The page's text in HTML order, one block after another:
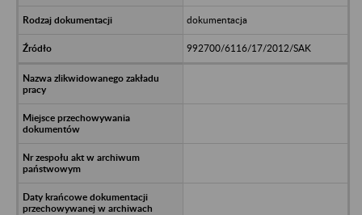
dokumentacja
992700/6116/17/2012/SAK